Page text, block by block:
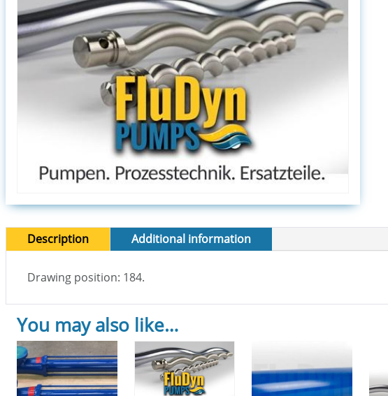
Description Additional information
Drawing position: 184.
You may also like…